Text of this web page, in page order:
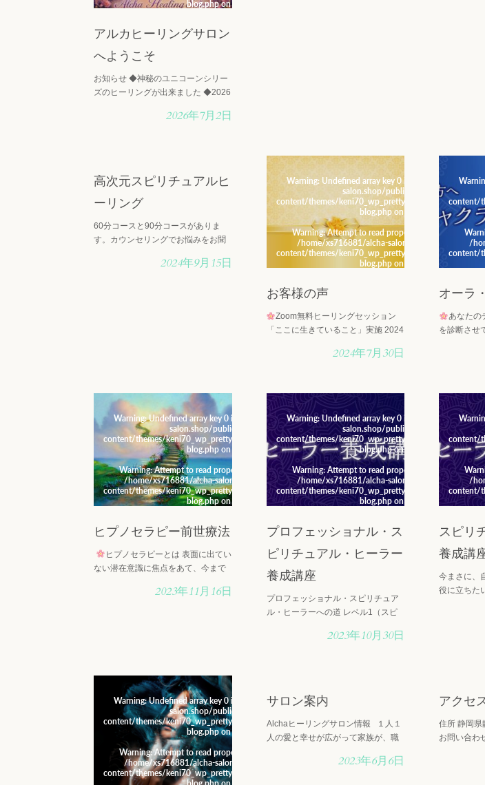
blog.phpon line
アルカヒーリングサロン
へようこそ
お知らせ ◆神秘のユニコーンシリー
ズのヒーリングが出来ました ◆2026
催されました ◆NEW!! ロマンティ
2026年7月2日
Warning : Undefined array key 0 in
/home/xs716881/alcha-
salon.shop/public_html/wp-
content/themes/keni70_wp_pretty_green_201702190326/cont-
Warning
: Attempt to read property "cat_name" on null in
/home/xs716881/alcha-salon.shop/public_html/wp-
content/themes/keni70_wp_pretty_green_201702190326/cont-
blog.phpon line
高次元スピリチュアルヒ
ーリング
60分コースと90分コースがありま
す。カウンセリングでお悩みをお聞
元の世界はエゴ,ネガティブに言え
2024年9月15日
Warning: Undefined array key 0 in
/home/xs716881/
salon.shop/public_html/wp-
content/themes/
blog.phpon line
Warning: Attempt to read property "cat_name" on
/home/xs716881/alcha-salon.shop/public_html/
content/themes/
blog.phpon line
お客様の声
Zoom無料ヒーリングセッション
「ここに生きていること」実施 2024
れる2年半に一度の満月でした。 そ
と」・・・
2024年7月30日
content/
/
content/
オーラ
あなたの
を診断させ
にオーラ
せて頂く・
Warning: Undefined array key 0 in
/home/xs716881/alcha-
salon.shop/public_html/wp-
content/themes/keni70_wp_pretty_green_201702190326/cont-
blog.php on line
Warning: Attempt to read property "cat_name" on null in
/home/xs716881/alcha-salon.shop/public_html/wp-
content/themes/keni70_wp_pretty_green_201702190326/cont-
blog.phpon line
ヒプノセラピー前世療法
ヒプノセラピーとは 表面に出てい
ない潜在意識に焦点をあて、今まで
し、クライアントの望むプログラム
2023年11月16日
Warning: Undefined array key 0 in
/home/xs716881/
salon.shop/public_html/wp-
content/themes/
blog.phpon line
Warning: Attempt to read property "cat_name" on
/home/xs716881/alcha-salon.shop/public_html/
content/themes/
blog.phpon line
プロフェッショナル・ス
ピリチュアル・ヒーラー
養成講座
プロフェッショナル・スピリチュア
ル・ヒーラーへの道 レベル1（スピ
ボンス活性） レベル2（潜在意識を
2023年10月30日
content/
/
content/
スピリ
養成講
今まさに、
役に立ちた
は、その
Warning: Undefined array key 0 in
/home/xs716881/alcha-
salon.shop/public_html/wp-
content/themes/keni70_wp_pretty_green_201702190326/cont-
blog.phpon line
Warning: Attempt to read property "cat_name" on null in
/home/xs716881/alcha-salon.shop/public_html/wp-
content/themes/keni70_wp_pretty_green_201702190326/cont-
Warning: Undefined array key 0 in
/home/xs716881/
content/themes/
blog.php on line
/home/xs716881/alcha-salon.shop/public_html/
サロン案内
Alchaヒーリングサロン情報 １人１
人の愛と幸せが広がって家族が、職
満たされ平和で安心な地球になるこ
2023年6月6日
content/
/
アクセ
住所 静岡県
お問い合わ